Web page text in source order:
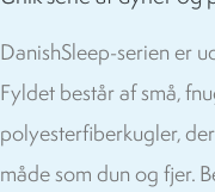
DanishSleep-serien er
Fyldet består af små,
polyesterfiberkugler,
måde som dun og fjer.